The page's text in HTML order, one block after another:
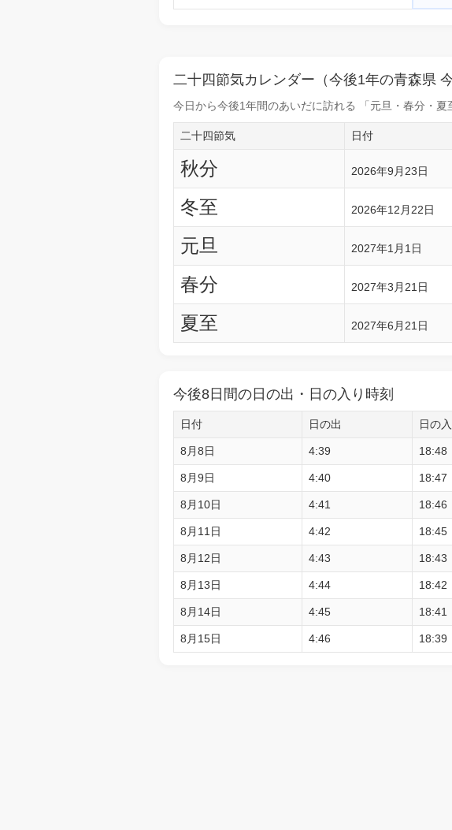
二十四節気カレンダー（今後1年の青森県 今
今日から今後1年間のあいだに訪れる 「元旦・春分・
二十四節気 日付
秋分 2026年9月23日
冬至
2026年12月22日
元旦
2027年1月1日
春分
2027年3月21日
夏至
2027年6月21日
今後8日間の日の出・日の入り時刻
日付 日の出 日の
8月8日 4:39 18:48
8月9日 4:40 18:47
8月10日 4:41 18:46
8月11日 4:42 18:45
8月12日 4:43 18:43
8月13日 4:44 18:42
8月14日 4:45 18:41
8月15日 4:46 18:39